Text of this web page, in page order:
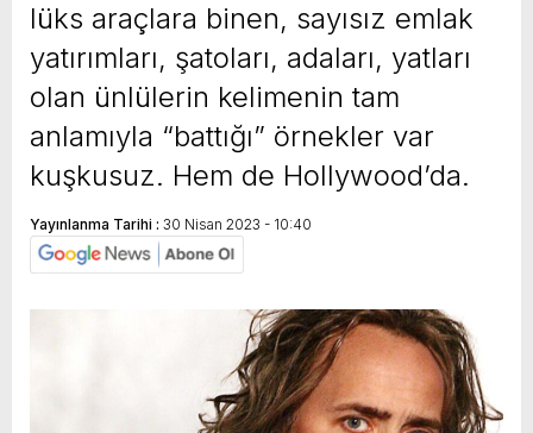
lüks araçlara binen, sayısız emlak
yatırımları, şatoları, adaları, yatları
olan ünlülerin kelimenin tam
anlamıyla “battığı” örnekler var
kuşkusuz. Hem de Hollywood’da.
Yayınlanma Tarihi : 30 Nisan 2023 - 10:40